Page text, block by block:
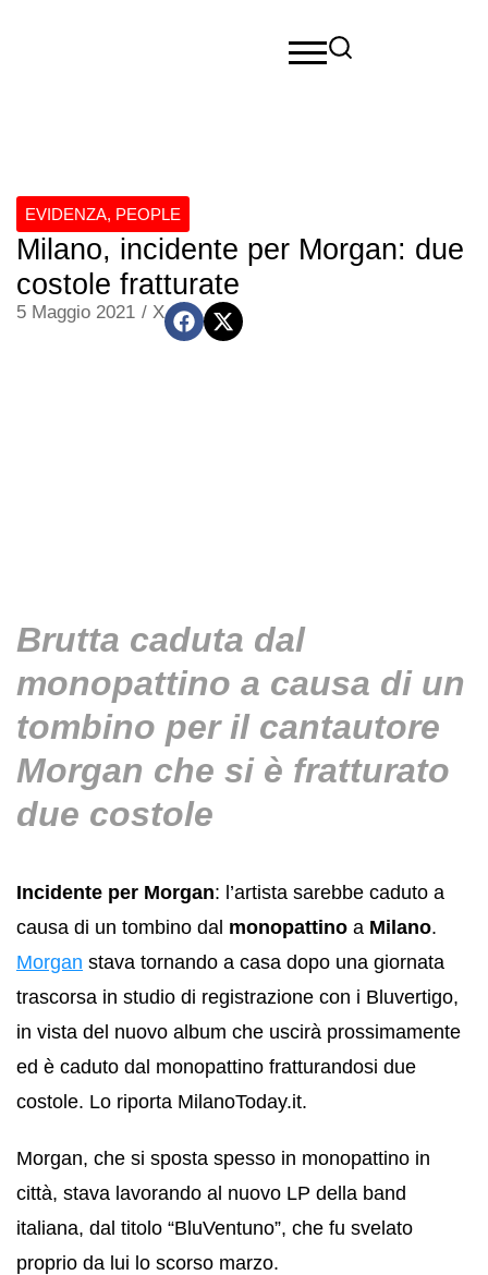
EVIDENZA, PEOPLE
Milano, incidente per Morgan: due
costole fratturate
5 Maggio 2021 / X
Brutta caduta dal
monopattino a causa di un
tombino per il cantautore
Morgan che si è fratturato
due costole
Incidente per Morgan: l’artista sarebbe caduto a
causa di un tombino dal monopattino a Milano.
Morgan stava tornando a casa dopo una giornata
trascorsa in studio di registrazione con i Bluvertigo,
in vista del nuovo album che uscirà prossimamente
ed è caduto dal monopattino fratturandosi due
costole. Lo riporta MilanoToday.it.
Morgan, che si sposta spesso in monopattino in
città, stava lavorando al nuovo LP della band
italiana, dal titolo “BluVentuno”, che fu svelato
proprio da lui lo scorso marzo.